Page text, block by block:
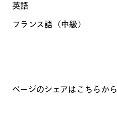
英語
フランス語（中級）
ページのシェアはこちらから